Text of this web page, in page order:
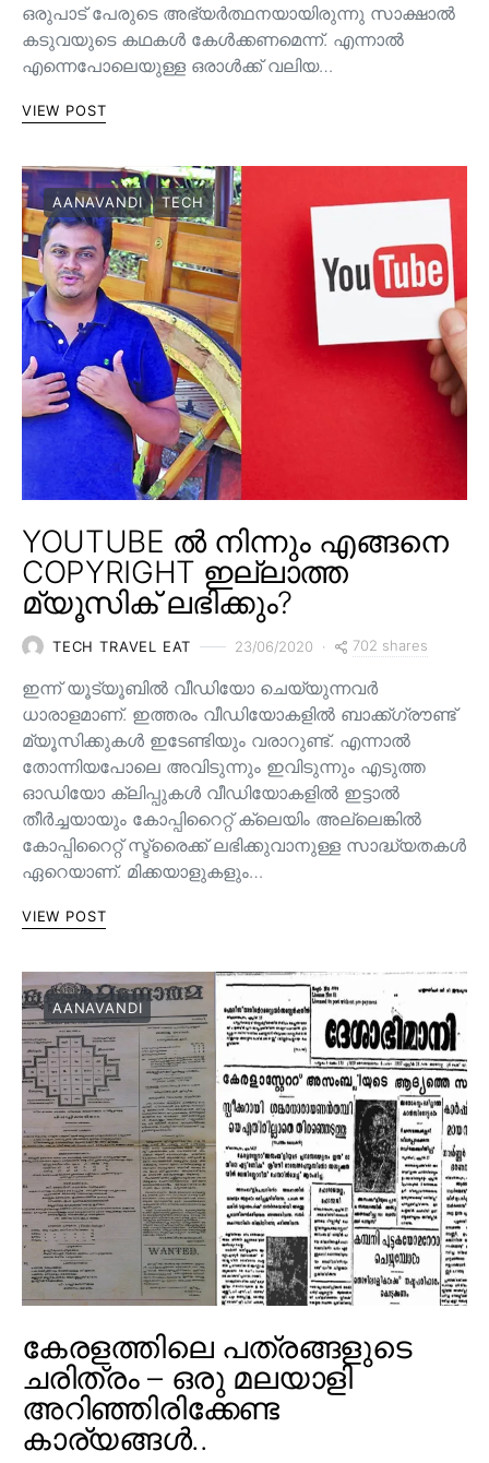
ഒരുപാട് പേരുടെ അഭ്യർത്ഥനയായിരുന്നു സാക്ഷാൽ
കടുവയുടെ കഥകൾ കേൾക്കണമെന്ന്. എന്നാൽ
എന്നെപോലെയുള്ള ഒരാൾക്ക് വലിയ…
VIEW POST
AANAVANDI TECH
YOUTUBE ൽ നിന്നും എങ്ങനെ
COPYRIGHT ഇല്ലാത്ത
മ്യൂസിക് ലഭിക്കും?
TECH TRAVEL EAT 23/06/2020 702 shares
ഇന്ന് യൂട്യൂബിൽ വീഡിയോ ചെയ്യുന്നവർ
ധാരാളമാണ്. ഇത്തരം വീഡിയോകളിൽ ബാക്ക്ഗ്രൗണ്ട്
മ്യൂസിക്കുകൾ ഇടേണ്ടിയും വരാറുണ്ട്. എന്നാൽ
തോന്നിയപോലെ അവിടുന്നും ഇവിടുന്നും എടുത്ത
ഓഡിയോ ക്ലിപ്പുകൾ വീഡിയോകളിൽ ഇട്ടാൽ
തീർച്ചയായും കോപ്പിറൈറ്റ് ക്ലെയിം അല്ലെങ്കിൽ
കോപ്പിറൈറ്റ് സ്ട്രൈക്ക് ലഭിക്കുവാനുള്ള സാദ്ധ്യതകൾ
ഏറെയാണ്. മിക്കയാളുകളും…
VIEW POST
AANAVANDI
കേരളത്തിലെ പത്രങ്ങളുടെ
ചരിത്രം – ഒരു മലയാളി
അറിഞ്ഞിരിക്കേണ്ട
കാര്യങ്ങൾ..